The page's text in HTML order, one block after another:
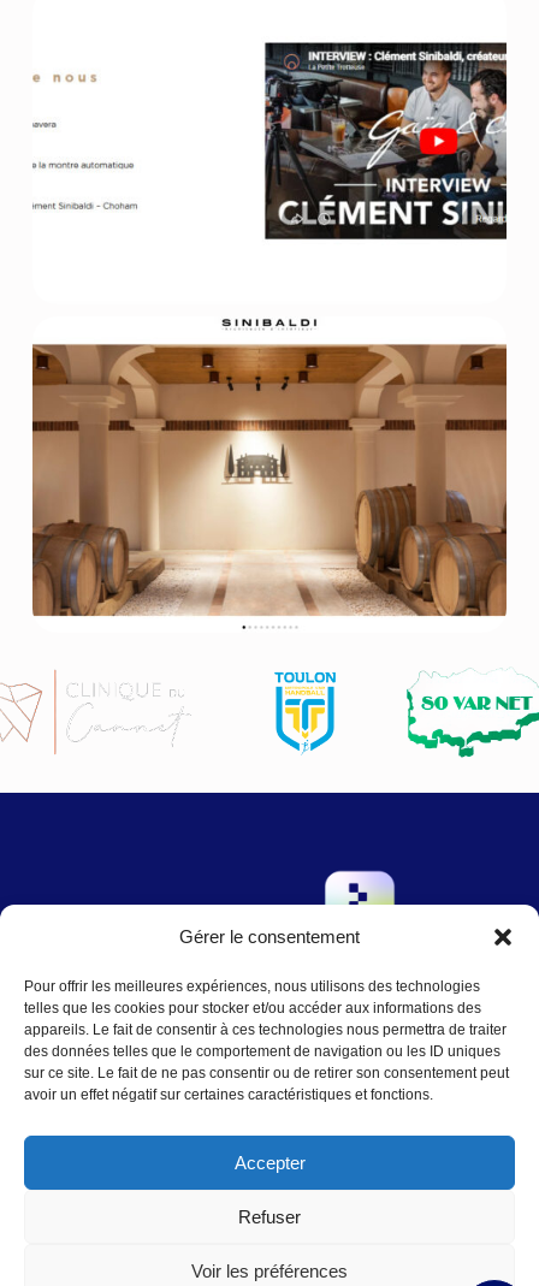
Gérer le consentement
Pour offrir les meilleures expériences, nous utilisons des technologies
telles que les cookies pour stocker et/ou accéder aux informations des
appareils. Le fait de consentir à ces technologies nous permettra de traiter
des données telles que le comportement de navigation ou les ID uniques
sur ce site. Le fait de ne pas consentir ou de retirer son consentement peut
avoir un effet négatif sur certaines caractéristiques et fonctions.
Accepter
Refuser
Voir les préférences
Nous écrire→ Contact:
contact@agence-telo.fr
04 22 91 15 66